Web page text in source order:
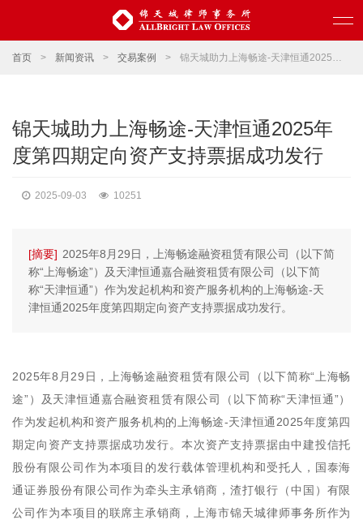
首页 > 新闻资讯 > 交易案例 > 锦天城助力上海畅途-天津恒通2025年度第四期定向资产支持票据成功发行
锦天城助力上海畅途-天津恒通2025年
度第四期定向资产支持票据成功发行
2025-09-03 10251
[摘要] 2025年8月29日，上海畅途融资租赁有限公司（以下简
称“上海畅途”）及天津恒通嘉合融资租赁有限公司（以下简
称“天津恒通”）作为发起机构和资产服务机构的上海畅途-天
津恒通2025年度第四期定向资产支持票据成功发行。
2025年8月29日，上海畅途融资租赁有限公司（以下简称“上海畅
途”）及天津恒通嘉合融资租赁有限公司（以下简称“天津恒通”）
作为发起机构和资产服务机构的上海畅途-天津恒通2025年度第四
期定向资产支持票据成功发行。本次资产支持票据由中建投信托
股份有限公司作为本项目的发行载体管理机构和受托人，国泰海
通证券股份有限公司作为牵头主承销商，渣打银行（中国）有限
公司作为本项目的联席主承销商，上海市锦天城律师事务所作为